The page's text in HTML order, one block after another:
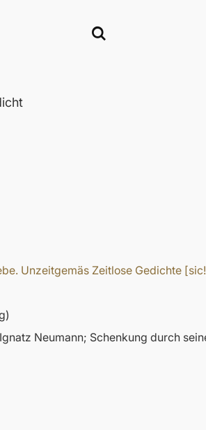
Unzeitgemäs Zeitlose Gedichte
Neumann; Schenkung durch